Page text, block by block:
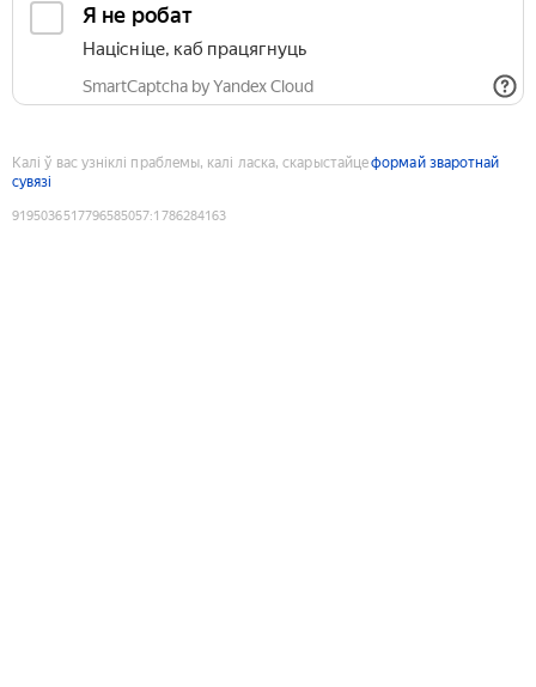
Я не робат
Націсніце, каб працягнуць
SmartCaptcha by Yandex Cloud
Калі ў вас узніклі праблемы, калі ласка, скарыстайцеформай зваротнай
сувязі
9195036517796585057:1786284163